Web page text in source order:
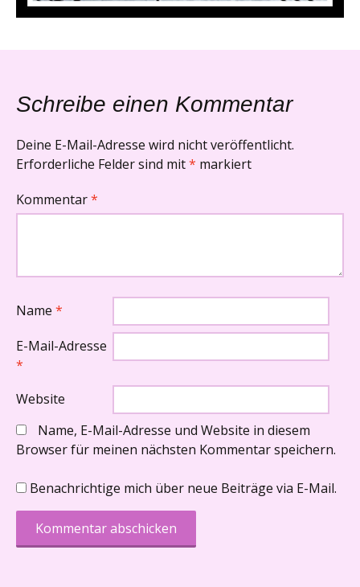
Schreibe einen Kommentar
Deine E-Mail-Adresse wird nicht veröffentlicht.
Erforderliche Felder sind mit* markiert
Kommentar*
Name *
E-Mail-Adresse
*
Website
Name, E-Mail-Adresse und Website in diesem
Browser für meinen nächsten Kommentar speichern.
Benachrichtige mich über neue Beiträge via E-Mail.